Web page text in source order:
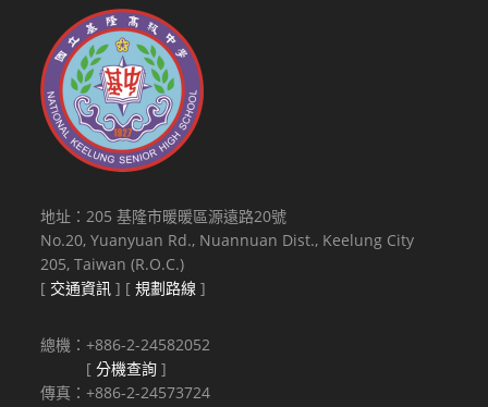
地址：205 基隆市暖暖區源遠路20號
No.20, Yuanyuan Rd., Nuannuan Dist., Keelung City
205, Taiwan (R.O.C.)
[ 交通資訊 ] [規劃路線 ]
總機：+886-2-24582052
[分機查詢 ]
傳真：+886-2-24573724